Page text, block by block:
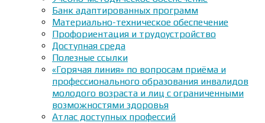
Банк адаптированных программ
Материально-техническое обеспечение
Профориентация и трудоустройство
Доступная среда
Полезные ссылки
«Горячая линия» по вопросам приёма и
профессионального образования инвалидов
молодого возраста и лиц с ограниченными
возможностями здоровья
Атлас доступных профессий